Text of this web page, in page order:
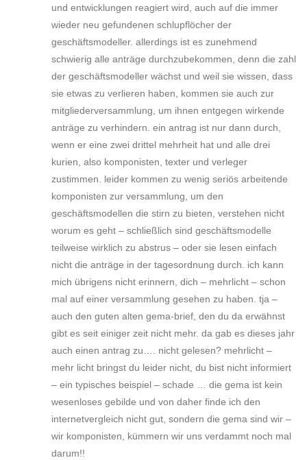
und entwicklungen reagiert wird, auch auf die immer
wieder neu gefundenen schlupflöcher der
geschäftsmodeller. allerdings ist es zunehmend
schwierig alle anträge durchzubekommen, denn die zahl
der geschäftsmodeller wächst und weil sie wissen, dass
sie etwas zu verlieren haben, kommen sie auch zur
mitgliederversammlung, um ihnen entgegen wirkende
anträge zu verhindern. ein antrag ist nur dann durch,
wenn er eine zwei drittel mehrheit hat und alle drei
kurien, also komponisten, texter und verleger
zustimmen. leider kommen zu wenig seriös arbeitende
komponisten zur versammlung, um den
geschäftsmodellen die stirn zu bieten, verstehen nicht
worum es geht – schließlich sind geschäftsmodelle
teilweise wirklich zu abstrus – oder sie lesen einfach
nicht die anträge in der tagesordnung durch. ich kann
mich übrigens nicht erinnern, dich – mehrlicht – schon
mal auf einer versammlung gesehen zu haben. tja –
auch den guten alten gema-brief, den du da erwähnst
gibt es seit einiger zeit nicht mehr. da gab es dieses jahr
auch einen antrag zu…. nicht gelesen? mehrlicht –
mehr licht bringst du leider nicht, du bist nicht informiert
– ein typisches beispiel – schade … die gema ist kein
wesenloses gebilde und von daher finde ich den
internetvergleich nicht gut, sondern die gema sind wir –
wir komponisten, kümmern wir uns verdammt noch mal
darum!!